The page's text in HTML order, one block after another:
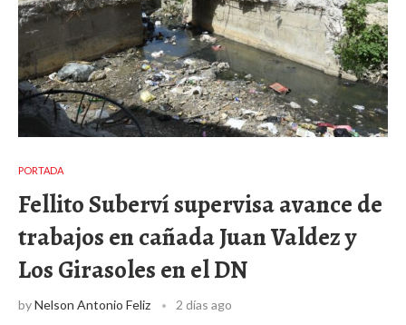
PORTADA
Fellito Suberví supervisa avance de
trabajos en cañada Juan Valdez y
Los Girasoles en el DN
byNelson Antonio Feliz 2 días ago